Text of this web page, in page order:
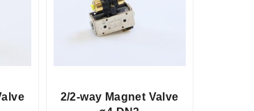
2/2-way Magnet Valve